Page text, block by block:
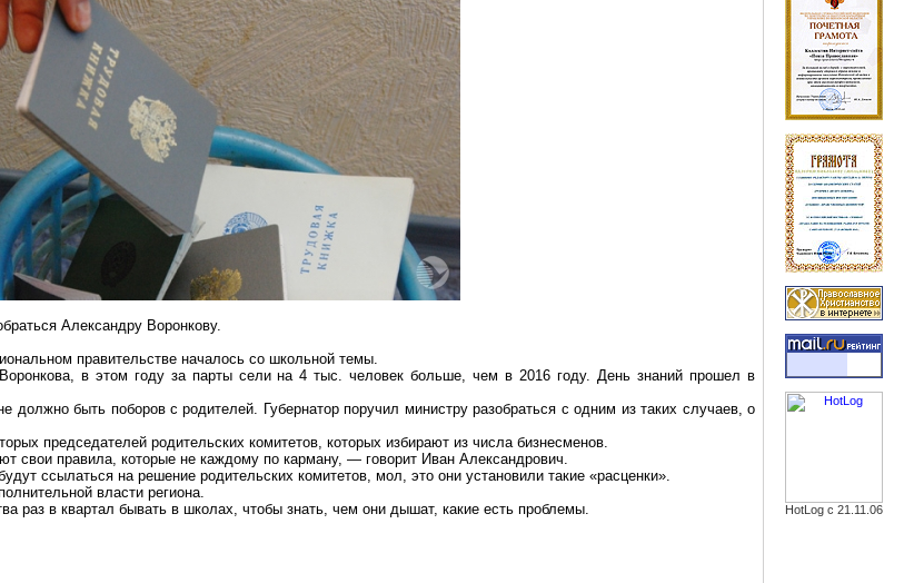
Александру Воронкову.
правительстве началось со школьной темы.
в этом году за парты сели на 4 тыс. человек больше, чем в 2016 году. День знаний прошел в
должно быть поборов с родителей. Губернатор поручил министру разобраться с одним из таких случаев, о
председателей родительских комитетов, которых избирают из числа бизнесменов.
правила, которые не каждому по карману, — говорит Иван Александрович.
ссылаться на решение родительских комитетов, мол, это они установили такие «расценки».
власти региона.
раз в квартал бывать в школах, чтобы знать, чем они дышат, какие есть проблемы.
HotLog с 21.11.06